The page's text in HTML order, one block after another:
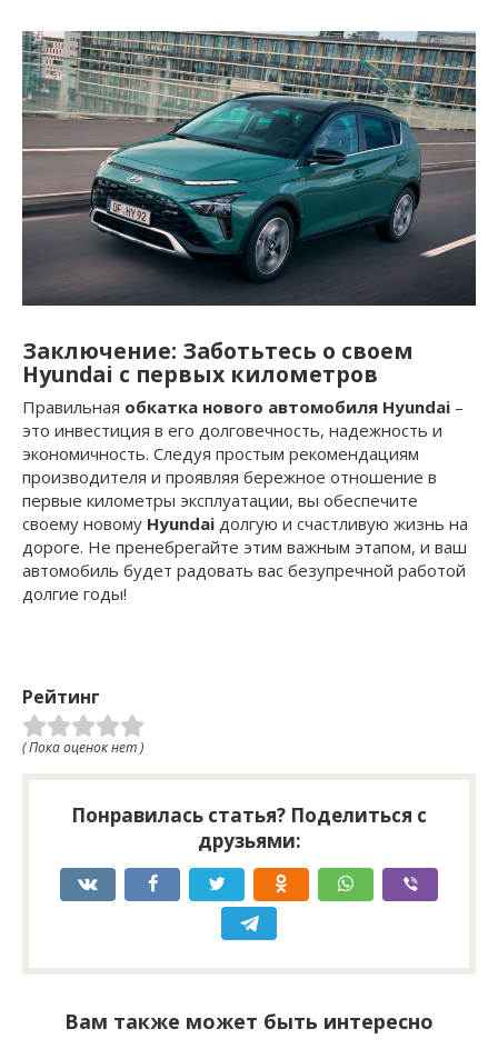
Заключение: Заботьтесь о своем
Hyundai с первых километров
Правильная обкатка нового автомобиля Hyundai –
это инвестиция в его долговечность, надежность и
экономичность. Следуя простым рекомендациям
производителя и проявляя бережное отношение в
первые километры эксплуатации, вы обеспечите
своему новому Hyundai долгую и счастливую жизнь на
дороге. Не пренебрегайте этим важным этапом, и ваш
автомобиль будет радовать вас безупречной работой
долгие годы!
Рейтинг
( Пока оценок нет )
Понравилась статья? Поделиться с
друзьями:
Вам также может быть интересно